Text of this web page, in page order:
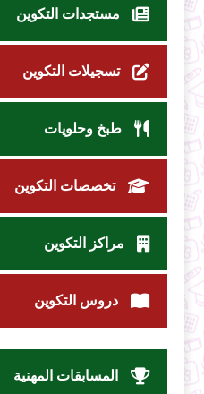
مستجدات التكوين
تسجيلات التكوين
طبخ وحلويات
تخصصات التكوين
مراكز التكوين
دروس التكوين
المسابقات المهنية